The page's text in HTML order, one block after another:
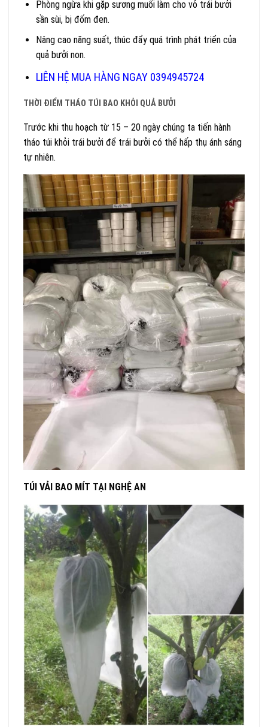
Phòng ngừa khi gặp sương muối làm cho vỏ trái bưởi
sần sùi, bị đốm đen.
Nâng cao năng suất, thúc đẩy quá trình phát triển của
quả bưởi non.
LIÊN HỆ MUA HÀNG NGAY 0394945724
THỜI ĐIỂM THÁO TÚI BAO KHỎI QUẢ BƯỞI
Trước khi thu hoạch từ 15 – 20 ngày chúng ta tiến hành
tháo túi khỏi trái bưởi để trái bưởi có thể hấp thụ ánh sáng
tự nhiên.
TÚI VẢI BAO MÍT TẠI NGHỆ AN